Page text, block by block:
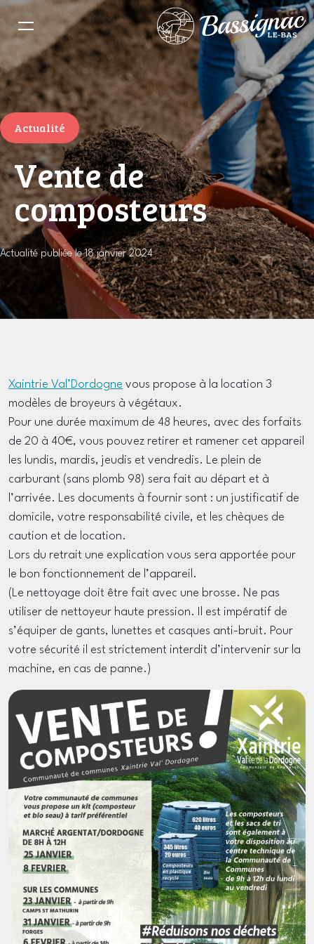
Actualité
Vente de
composteurs
Actualité publiée le 18 janvier 2024
Xaintrie Val’Dordogne vous propose à la location 3
modèles de broyeurs à végétaux.
Pour une durée maximum de 48 heures, avec des forfaits
de 20 à 40€, vous pouvez retirer et ramener cet appareil
les lundis, mardis, jeudis et vendredis. Le plein de
carburant (sans plomb 98) sera fait au départ et à
l’arrivée. Les documents à fournir sont : un justificatif de
domicile, votre responsabilité civile, et les chèques de
caution et de location.
Lors du retrait une explication vous sera apportée pour
le bon fonctionnement de l’appareil.
(Le nettoyage doit être fait avec une brosse. Ne pas
utiliser de nettoyeur haute pression. Il est impératif de
s’équiper de gants, lunettes et casques anti-bruit. Pour
votre sécurité il est strictement interdit d’intervenir sur la
machine, en cas de panne.)